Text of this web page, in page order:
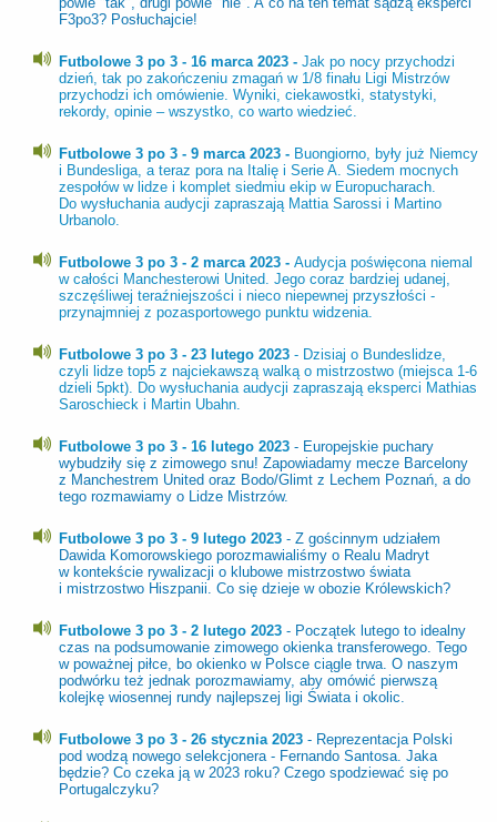
F3po3? Posłuchajcie!
Futbolowe 3 po 3 - 16 marca 2023 - Jak po nocy przychodzi
dzień, tak po zakończeniu zmagań w 1/8 finału Ligi Mistrzów
przychodzi ich omówienie. Wyniki, ciekawostki, statystyki,
rekordy, opinie – wszystko, co warto wiedzieć.
Futbolowe 3 po 3 - 9 marca 2023 - Buongiorno, były już Niemcy
i Bundesliga, a teraz pora na Italię i Serie A. Siedem mocnych
zespołów w lidze i komplet siedmiu ekip w Europucharach.
Do wysłuchania audycji zapraszają Mattia Sarossi i Martino
Urbanolo.
Futbolowe 3 po 3 - 2 marca 2023 - Audycja poświęcona niemal
w całości Manchesterowi United. Jego coraz bardziej udanej,
szczęśliwej teraźniejszości i nieco niepewnej przyszłości -
przynajmniej z pozasportowego punktu widzenia.
Futbolowe 3 po 3 - 23 lutego 2023 - Dzisiaj o Bundeslidze,
czyli lidze top5 z najciekawszą walką o mistrzostwo (miejsca 1-6
dzieli 5pkt). Do wysłuchania audycji zapraszają eksperci Mathias
Saroschieck i Martin Ubahn.
Futbolowe 3 po 3 - 16 lutego 2023 - Europejskie puchary
wybudziły się z zimowego snu! Zapowiadamy mecze Barcelony
z Manchestrem United oraz Bodo/Glimt z Lechem Poznań, a do
tego rozmawiamy o Lidze Mistrzów.
Futbolowe 3 po 3 - 9 lutego 2023 - Z gościnnym udziałem
Dawida Komorowskiego porozmawialiśmy o Realu Madryt
w kontekście rywalizacji o klubowe mistrzostwo świata
i mistrzostwo Hiszpanii. Co się dzieje w obozie Królewskich?
Futbolowe 3 po 3 - 2 lutego 2023 - Początek lutego to idealny
czas na podsumowanie zimowego okienka transferowego. Tego
w poważnej piłce, bo okienko w Polsce ciągle trwa. O naszym
podwórku też jednak porozmawiamy, aby omówić pierwszą
kolejkę wiosennej rundy najlepszej ligi Świata i okolic.
Futbolowe 3 po 3 - 26 stycznia 2023 - Reprezentacja Polski
pod wodzą nowego selekcjonera - Fernando Santosa. Jaka
będzie? Co czeka ją w 2023 roku? Czego spodziewać się po
Portugalczyku?